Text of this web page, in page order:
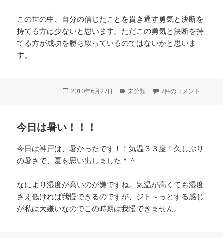
この世の中、自分の信じたことを貫き通す勇気と決断を
持てる方は少ないと思います。ただこの勇気と決断を持
てる方が成功を勝ち取っているのではないかと思いま
す。
投
2010年6月27日
カ
未分類 7件のコメント
今日は暑い！！！
今日は神戸は、暑かったです！！気温３３度！久しぶり
の暑さで、夏を思い出しました＾＾
なにより湿度が高いのが嫌ですね。気温が高くても湿度
さえ低ければ我慢できるのですが、ジト～っとする感じ
が私は大嫌いなのでこの時期は我慢できません。